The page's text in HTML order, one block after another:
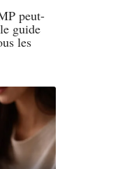
peut-
guide
les